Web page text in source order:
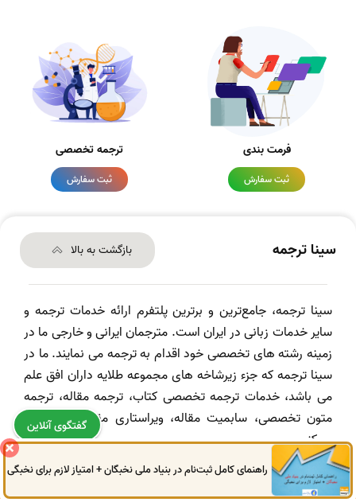
فرمت بندی
ثبت سفارش
ترجمه تخصصی
ثبت سفارش
سینا ترجمه بازگشت به بالا
سینا ترجمه، جامع‌ترین و برترین پلتفرم ارائه خدمات ترجمه و
سایر خدمات زبانی در ایران است. مترجمان ایرانی و خارجی ما در
زمینه رشته های تخصصی خود اقدام به ترجمه می نمایند. ما در
سینا ترجمه که جزء زیرشاخه های مجموعه طلایه داران افق علم
می باشد، خدمات ترجمه تخصصی کتاب، ترجمه مقاله، ترجمه
متون تخصصی، سابمیت مقاله، ویراستاری مقاله و ... ارائه
می‌کنیم.
04133250787
09149724522
راهنمای کامل ثبت‌نام در بنیاد ملی نخبگان + امتیاز لازم برای نخبگی
گفتگوی آنلاین